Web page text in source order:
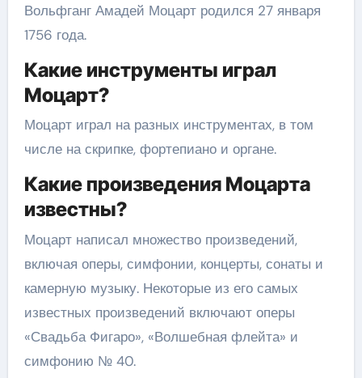
Вольфганг Амадей Моцарт родился 27 января
1756 года.
Какие инструменты играл
Моцарт?
Моцарт играл на разных инструментах, в том
числе на скрипке, фортепиано и органе.
Какие произведения Моцарта
известны?
Моцарт написал множество произведений,
включая оперы, симфонии, концерты, сонаты и
камерную музыку. Некоторые из его самых
известных произведений включают оперы
«Свадьба Фигаро», «Волшебная флейта» и
симфонию № 40.